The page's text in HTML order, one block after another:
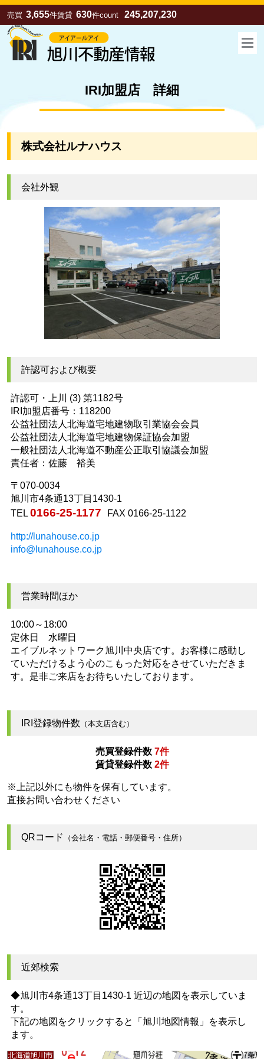
売買 3,655件賃貸 630件count 245,207,230
お気に入り 売買
IRI加盟店 詳細
株式会社ルナハウス
会社外観
許認可および概要
許認可・上川 (3) 第1182号
IRI加盟店番号：118200
公益社団法人北海道宅地建物取引業協会会員
公益社団法人北海道宅地建物保証協会加盟
一般社団法人北海道不動産公正取引協議会加盟
責任者：佐藤 裕美
〒070-0034
旭川市4条通13丁目1430-1
TEL 0166-25-1177 FAX 0166-25-1122
http://lunahouse.co.jp
info@lunahouse.co.jp
営業時間ほか
10:00～18:00
定休日 水曜日
エイブルネットワーク旭川中央店です。お客様に感動し
ていただけるよう心のこもった対応をさせていただきま
す。是非ご来店をお待ちいたしております。
IRI登録物件数 （本支店含む）
売買登録件数 7件
賃貸登録件数 2件
※上記以外にも物件を保有しています。
直接お問い合わせください
QRコード （会社名・電話・郵便番号・住所）
近郊検索
◆旭川市4条通13丁目1430-1 近辺の地図を表示していま
す。
下記の地図をクリックすると
「旭川地図情報」
を表示し
ます。